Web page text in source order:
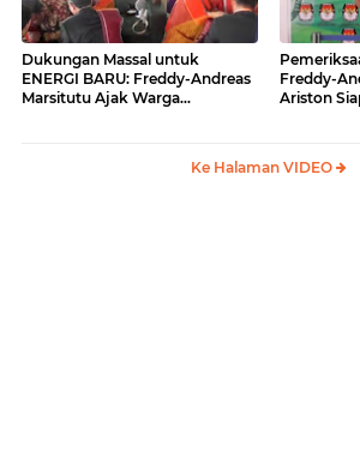
Dukungan Massal untuk
ENERGI BARU: Freddy-Andreas
Marsitutu Ajak Warga
Freddy-
Ariston
Ke Halaman VIDEO